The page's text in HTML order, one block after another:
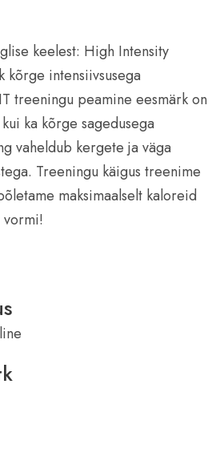
keelest: High Intensity
kõrge intensiivsusega
treeningu peamine eesmärk on
ka kõrge sagedusega
vaheldub kergete ja väga
Treeningu käigus treenime
maksimaalselt kaloreid
vormi!